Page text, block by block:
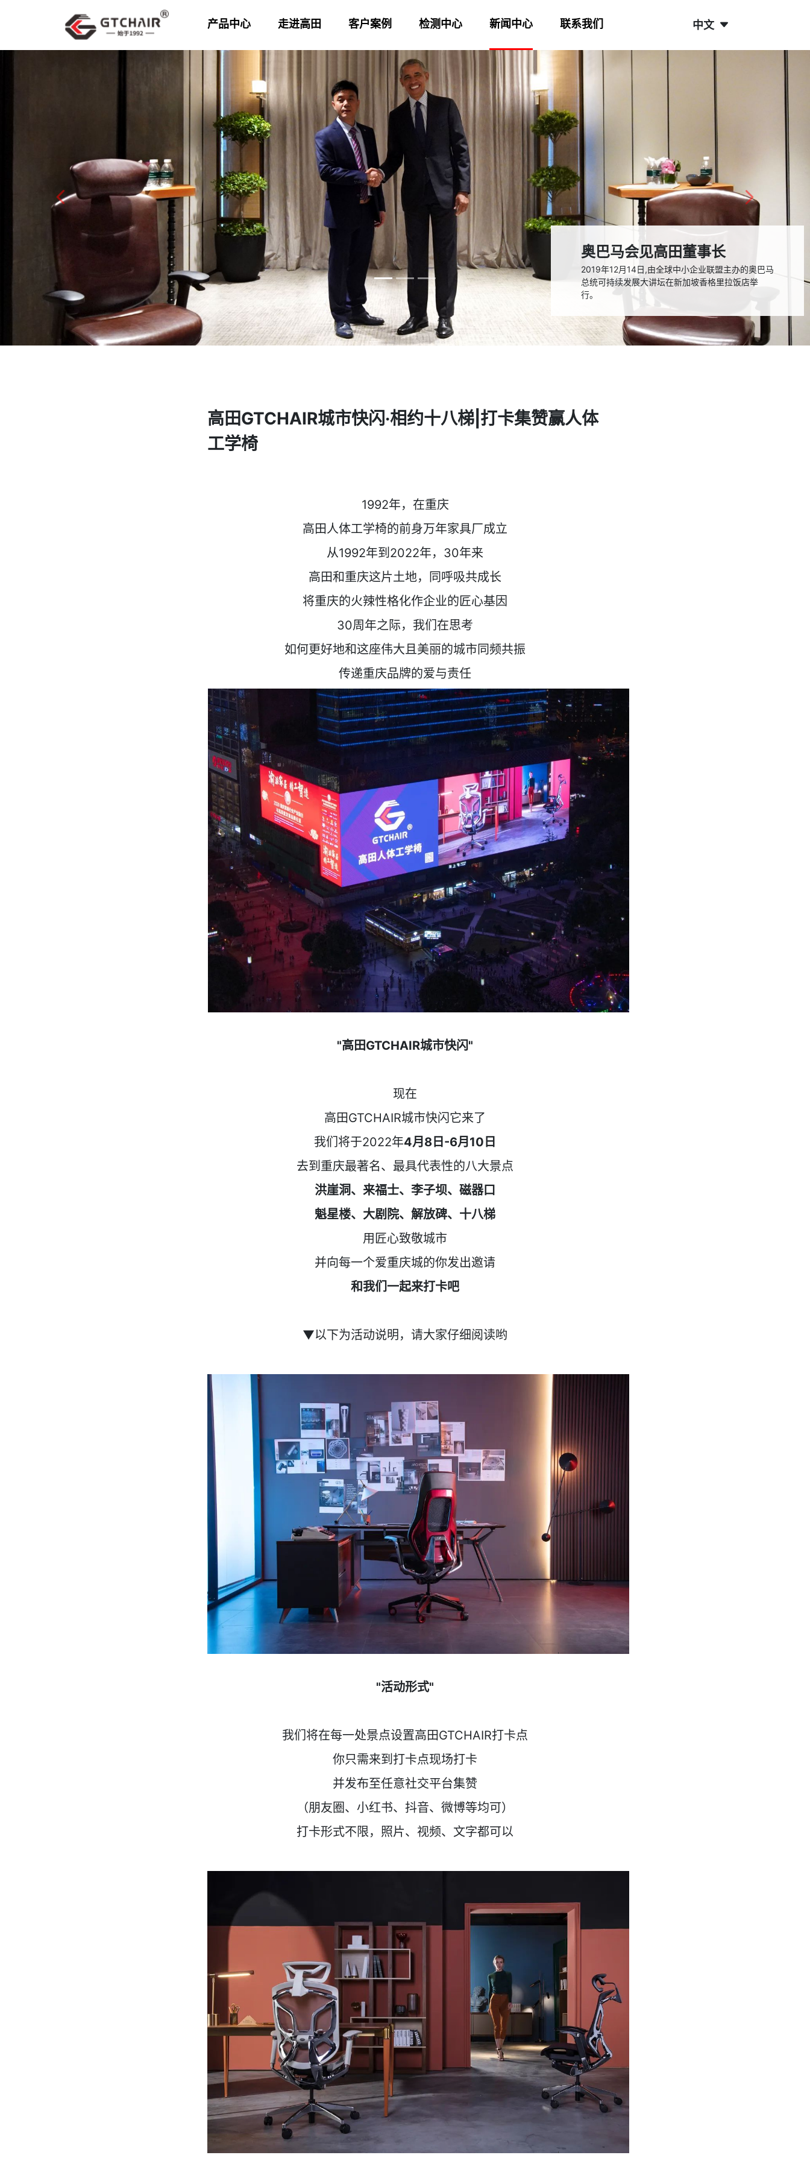
产品中心 走进高田 客户案例 检测中心 新闻中心 联系我们 中文
GTChair30周年 | 特别企划
2022CIFF，GTChair的第14次CIFF之旅现已完美落
幕，但关于GTChiar三十周年的故事仍在继续。
Previous33
高田GTCHAIR城市快闪·相约十八梯|打卡集赞赢人体
工学椅
1992年，在重庆
高田人体工学椅的前身万年家具厂成立
从1992年到2022年，30年来
高田和重庆这片土地，同呼吸共成长
将重庆的火辣性格化作企业的匠心基因
30周年之际，我们在思考
如何更好地和这座伟大且美丽的城市同频共振
传递重庆品牌的爱与责任
"高田GTCHAIR城市快闪"
现在
高田GTCHAIR城市快闪它来了
我们将于2022年4月8日-6月10日
去到重庆最著名、最具代表性的八大景点
洪崖洞、来福士、李子坝、磁器口
魁星楼、大剧院、解放碑、十八梯
用匠心致敬城市
并向每一个爱重庆城的你发出邀请
和我们一起来打卡吧
▼以下为活动说明，请大家仔细阅读哟
"活动形式"
我们将在每一处景点设置高田GTCHAIR打卡点
你只需来到打卡点现场打卡
并发布至任意社交平台集赞
（朋友圈、小红书、抖音、微博等均可）
打卡形式不限，照片、视频、文字都可以